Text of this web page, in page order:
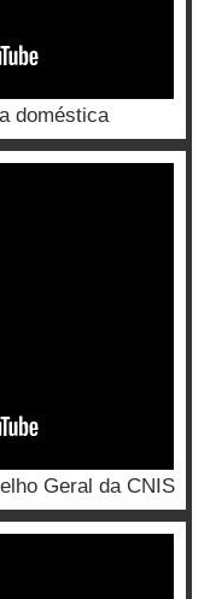
doméstica
Geral da CNIS